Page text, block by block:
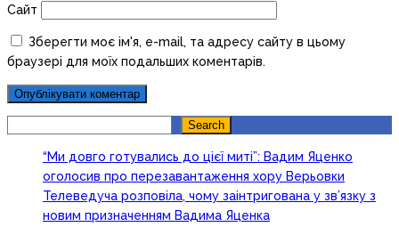
Сайт
Зберегти моє ім'я, e-mail, та адресу сайту в цьому
браузері для моїх подальших коментарів.
Search
“Ми довго готувались до цієї миті”: Вадим Яценко
оголосив про перезавантаження хору Верьовки
Телеведуча розповіла, чому заінтригована у зв’язку з
новим призначенням Вадима Яценка